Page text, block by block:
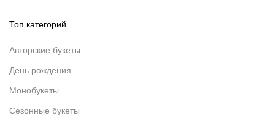
Топ категорий
Авторские букеты
День рождения
Монобукеты
Сезонные букеты